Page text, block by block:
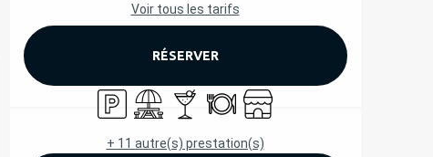
Voir tous les tarifs
RÉSERVER
ParkingAire de pique nique
Bar / Buvette
Restaurant
Boutique
+ 11 autre(s) prestation(s)